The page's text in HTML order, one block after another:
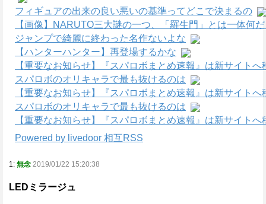
フィギュアの出来の良い悪いの基準ってどこで決まるの
【画像】NARUTO三大謎の一つ、「羅生門」とは一体何
ジャンプで綺麗に終わった名作ないよな
【ハンターハンター】再登場するかな
【重要なお知らせ】『スパロボまとめ速報』は新サイトへ
スパロボのオリキャラで最も抜けるのは
【重要なお知らせ】『スパロボまとめ速報』は新サイトへ
スパロボのオリキャラで最も抜けるのは
【重要なお知らせ】『スパロボまとめ速報』は新サイトへ
Powered by livedoor 相互RSS
1: 無念 2019/01/22 15:20:38
LEDミラージュ